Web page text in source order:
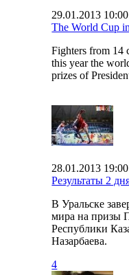
29.01.2013 10:00
The World Cup
Fighters from 14
this year the
prizes of
28.01.2013 19:00
Результаты 2
В Уральске
мира на призы
Республики
Назарбаева.
4